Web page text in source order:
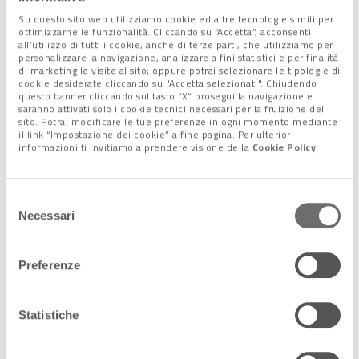
Su questo sito web utilizziamo cookie ed altre tecnologie simili per
ottimizzarne le funzionalità. Cliccando su “Accetta”, acconsenti
all’utilizzo di tutti i cookie, anche di terze parti, che utilizziamo per
personalizzare la navigazione, analizzare a fini statistici e per finalità
di marketing le visite al sito; oppure potrai selezionare le tipologie di
cookie desiderate cliccando su "Accetta selezionati". Chiudendo
questo banner cliccando sul tasto “X” prosegui la navigazione e
saranno attivati solo i cookie tecnici necessari per la fruizione del
sito. Potrai modificare le tue preferenze in ogni momento mediante
il link “Impostazione dei cookie” a fine pagina. Per ulteriori
informazioni ti invitiamo a prendere visione della Cookie Policy.
delNecessari
Preferenze
Statistiche
Condividi l'articolo:
Share on Facebook
Share on Twitter
Share on E-Mail
Share on WhatsApp
Share on Telegram
Leggi anche:
20 Febbraio 2025
Da Codogno alla chiusura delle scuole,
dalla paura collettiva al lockdown